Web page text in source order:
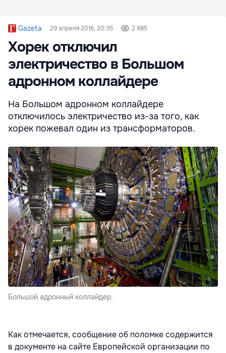
Gazeta 29 апреля 2016, 20:35 2 685
Хорек отключил
электричество в Большом
адронном коллайдере
На Большом адронном коллайдере
отключилось электричество из-за того, как
хорек пожевал один из трансформаторов.
Большой адронный коллайдер.
Как отмечается, сообщение об поломке содержится
в документе на сайте Европейской организации по